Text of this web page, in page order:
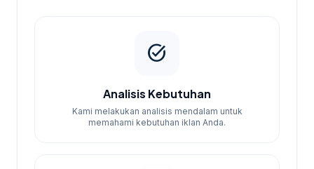
task_alt
Analisis Kebutuhan
Kami melakukan analisis mendalam untuk
memahami kebutuhan iklan Anda.